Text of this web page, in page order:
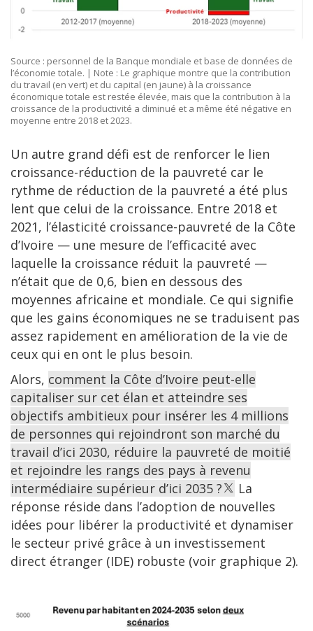
Source : personnel de la Banque mondiale et base de données de
l’économie totale. | Note : Le graphique montre que la contribution
du travail (en vert) et du capital (en jaune) à la croissance
économique totale est restée élevée, mais que la contribution à la
croissance de la productivité a diminué et a même été négative en
moyenne entre 2018 et 2023.
Un autre grand défi est de renforcer le lien
croissance-réduction de la pauvreté car le
rythme de réduction de la pauvreté a été plus
lent que celui de la croissance. Entre 2018 et
2021, l’élasticité croissance-pauvreté de la Côte
d’Ivoire — une mesure de l’efficacité avec
laquelle la croissance réduit la pauvreté —
n’était que de 0,6, bien en dessous des
moyennes africaine et mondiale. Ce qui signifie
que les gains économiques ne se traduisent pas
assez rapidement en amélioration de la vie de
ceux qui en ont le plus besoin.
Alors, comment la Côte d’Ivoire peut-elle
capitaliser sur cet élan et atteindre ses
objectifs ambitieux pour insérer les 4 millions
de personnes qui rejoindront son marché du
travail d’ici 2030, réduire la pauvreté de moitié
et rejoindre les rangs des pays à revenu
intermédiaire supérieur d’ici 2035 ?
La
réponse réside dans l’adoption de nouvelles
idées pour libérer la productivité et dynamiser
le secteur privé grâce à un investissement
direct étranger (IDE) robuste (voir graphique 2).